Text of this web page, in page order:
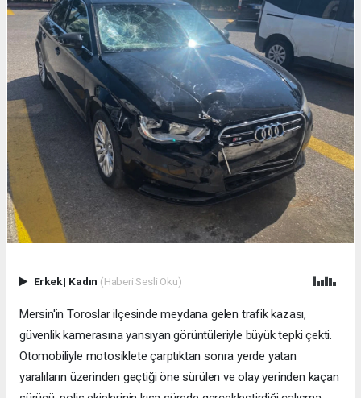
Erkek| Kadın (Haberi Sesli Oku)
Mersin'in Toroslar ilçesinde meydana gelen trafik kazası,
güvenlik kamerasına yansıyan görüntüleriyle büyük tepki çekti.
Otomobiliyle motosiklete çarptıktan sonra yerde yatan
yaralıların üzerinden geçtiği öne sürülen ve olay yerinden kaçan